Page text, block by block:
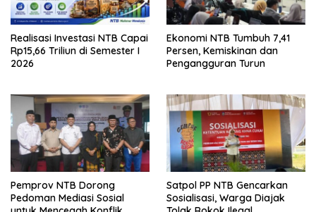
Realisasi Investasi NTB Capai
Rp15,66 Triliun di Semester I
2026
Ekonomi NTB Tumbuh 7,41
Persen, Kemiskinan dan
Pengangguran Turun
Pemprov NTB Dorong
Pedoman Mediasi Sosial
Satpol PP NTB Gencarkan
Sosialisasi, Warga Diajak